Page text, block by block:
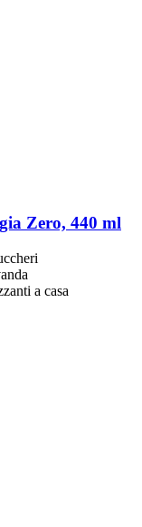
Zero, 440 ml
a casa